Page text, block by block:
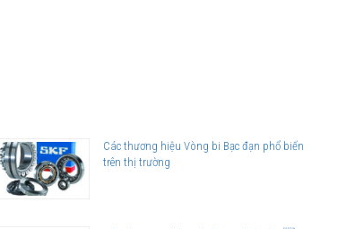
Các thương hiệu Vòng bi Bạc đạn phổ biến
trên thị trường